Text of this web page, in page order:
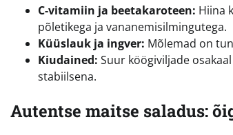
C-vitamiin ja beetakaroteen: Hiina
põletikega ja vananemisilmingutega.
Küüslauk ja ingver: Mõlemad on
Kiudained: Suur köögiviljade
stabiilsena.
Autentse maitse saladus: